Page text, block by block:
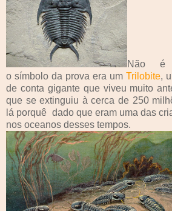
Não é
o símbolo da prova era um Trilobite,
de conta gigante que viveu muito
que se extinguiu à cerca de 250
lá porquê dado que eram uma das
nos oceanos desses tempos.